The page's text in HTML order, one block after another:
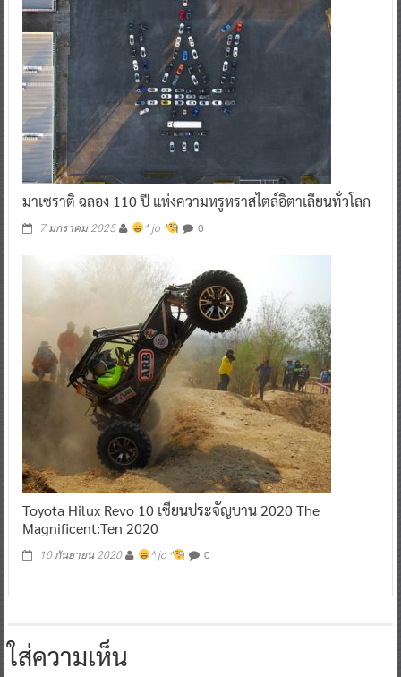
มาเซราติ ฉลอง 110 ปี แห่งความหรูหราสไตล์อิตาเลียนทั่วโลก
7 มกราคม 2025 ^ jo ^ 0
Toyota Hilux Revo 10 เซียนประจัญบาน 2020 The
Magnificent:Ten 2020
10 กันยายน 2020 ^ jo ^ 0
ใส่ความเห็น